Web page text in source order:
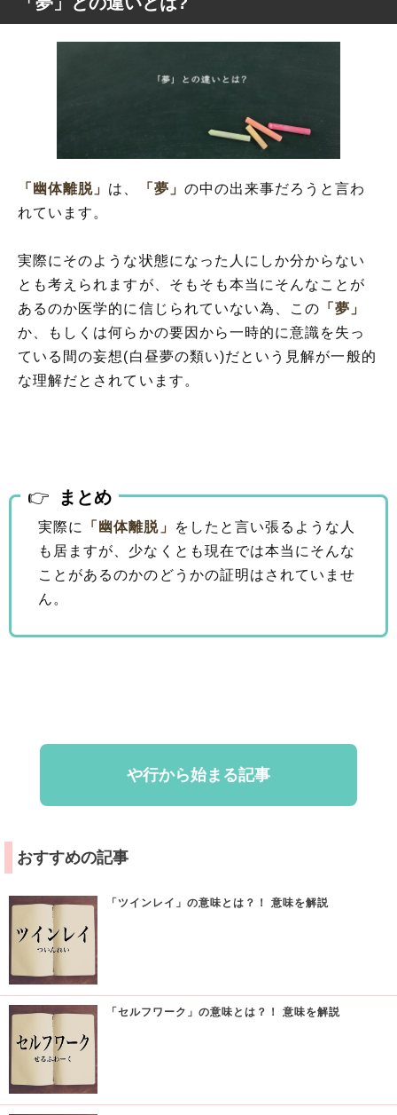
「幽体離脱」 は、 「夢」 の中の出来事だろうと言わ
れています。
実際にそのような状態になった人にしか分からない
とも考えられますが、そもそも本当にそんなことが
あるのか医学的に信じられていない為、この 「夢」
か、もしくは何らかの要因から一時的に意識を失っ
ている間の妄想(白昼夢の類い)だという見解が一般的
な理解だとされています。
まとめ
実際に 「幽体離脱」
をしたと言い張るような人
も居ますが、少なくとも現在では本当にそんな
ことがあるのかのどうかの証明はされていませ
ん。
や行から始まる記事
おすすめの記事
「ツインレイ」の意味とは？！ 意味を解説
「セルフワーク」の意味とは？！ 意味を解説